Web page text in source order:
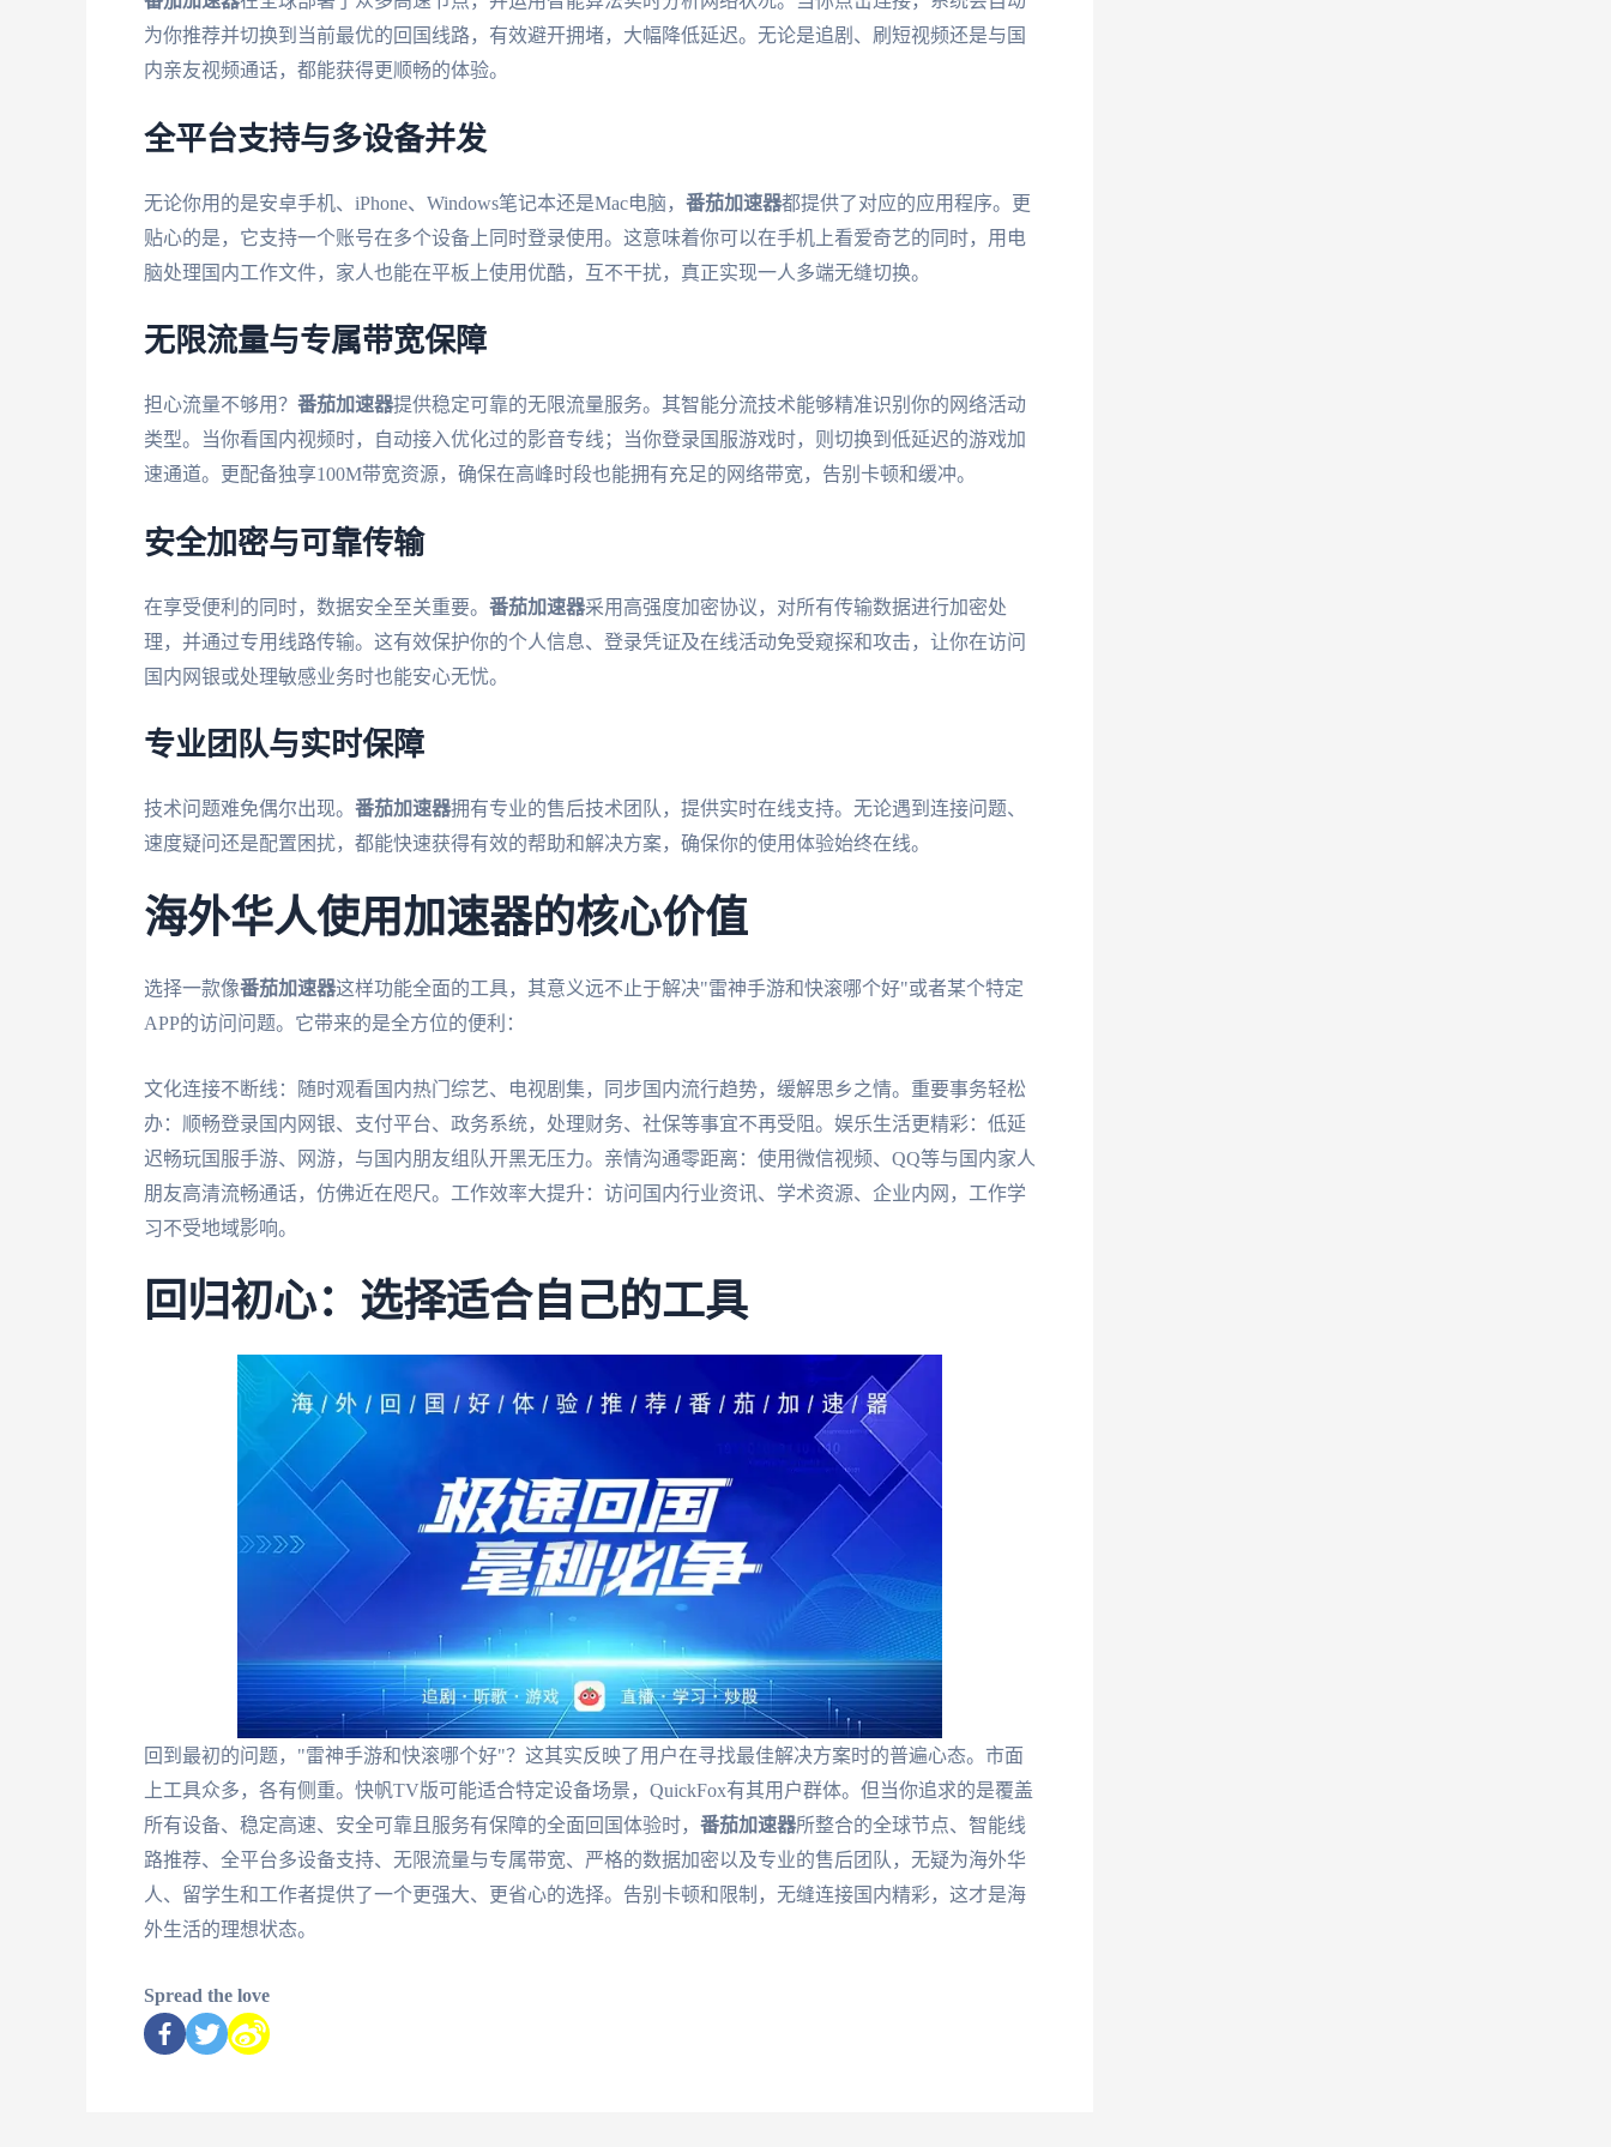
为你推荐并切换到当前最优的回国线路，有效避开拥堵，大幅降低延迟。无论是追剧、刷短视频还是与国
内亲友视频通话，都能获得更顺畅的体验。
全平台支持与多设备并发
无论你用的是安卓手机、iPhone、Windows笔记本还是Mac电脑， 番茄加速器都提供了对应的应用程序。更
贴心的是，它支持一个账号在多个设备上同时登录使用。这意味着你可以在手机上看爱奇艺的同时，用电
脑处理国内工作文件，家人也能在平板上使用优酷，互不干扰，真正实现一人多端无缝切换。
无限流量与专属带宽保障
担心流量不够用？ 番茄加速器提供稳定可靠的无限流量服务。其智能分流技术能够精准识别你的网络活动
类型。当你看国内视频时，自动接入优化过的影音专线；当你登录国服游戏时，则切换到低延迟的游戏加
速通道。更配备独享100M带宽资源，确保在高峰时段也能拥有充足的网络带宽，告别卡顿和缓冲。
安全加密与可靠传输
在享受便利的同时，数据安全至关重要。 番茄加速器采用高强度加密协议，对所有传输数据进行加密处
理，并通过专用线路传输。这有效保护你的个人信息、登录凭证及在线活动免受窥探和攻击，让你在访问
国内网银或处理敏感业务时也能安心无忧。
专业团队与实时保障
技术问题难免偶尔出现。 番茄加速器拥有专业的售后技术团队，提供实时在线支持。无论遇到连接问题、
速度疑问还是配置困扰，都能快速获得有效的帮助和解决方案，确保你的使用体验始终在线。
海外华人使用加速器的核心价值
选择一款像番茄加速器这样功能全面的工具，其意义远不止于解决"雷神手游和快滚哪个好"或者某个特定
APP的访问问题。它带来的是全方位的便利：
文化连接不断线：随时观看国内热门综艺、电视剧集，同步国内流行趋势，缓解思乡之情。重要事务轻松
办：顺畅登录国内网银、支付平台、政务系统，处理财务、社保等事宜不再受阻。娱乐生活更精彩：低延
迟畅玩国服手游、网游，与国内朋友组队开黑无压力。亲情沟通零距离：使用微信视频、QQ等与国内家人
朋友高清流畅通话，仿佛近在咫尺。工作效率大提升：访问国内行业资讯、学术资源、企业内网，工作学
习不受地域影响。
回归初心：选择适合自己的工具
回到最初的问题，"雷神手游和快滚哪个好"？这其实反映了用户在寻找最佳解决方案时的普遍心态。市面
上工具众多，各有侧重。快帆TV版可能适合特定设备场景，QuickFox有其用户群体。但当你追求的是覆盖
所有设备、稳定高速、安全可靠且服务有保障的全面回国体验时， 番茄加速器所整合的全球节点、智能线
路推荐、全平台多设备支持、无限流量与专属带宽、严格的数据加密以及专业的售后团队，无疑为海外华
人、留学生和工作者提供了一个更强大、更省心的选择。告别卡顿和限制，无缝连接国内精彩，这才是海
外生活的理想状态。
Spread the love